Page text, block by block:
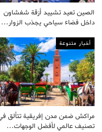
الصين تعيد تشييد أزقة شفشاون
داخل فضاء سياحي يجذب الزوار…
أخبار متنوعة
مراكش ضمن مدن إفريقية تتألق
تصنيف عالمي لأفضل الوجهات…